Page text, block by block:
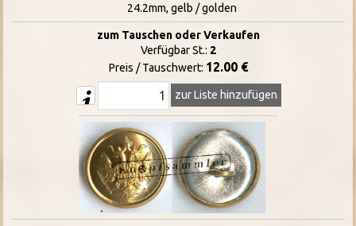
24.2mm, gelb / golden
zum Tauschen oder Verkaufen
Verfügbar St.: 2
Preis / Tauschwert: 12.00 €
zur Liste hinzufügen